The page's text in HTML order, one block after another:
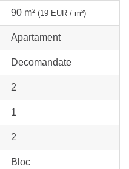
90 m² (19 EUR / m²)
Apartament
Decomandate
2
1
2
Bloc